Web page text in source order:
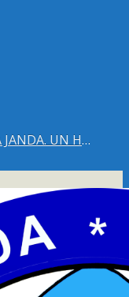
Exposición «LA LAGUNA DE LA JANDA. UN HUMEDAL QUE DEBEMOS RECUPERAR»